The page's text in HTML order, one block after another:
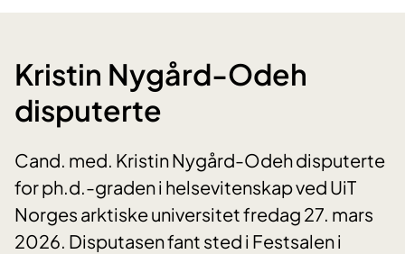
Kristin Nygård-Odeh
disputerte
Cand. med. Kristin Nygård-Odeh disputerte
for ph.d.-graden i helsevitenskap ved UiT
Norges arktiske universitet fredag 27. mars
2026. Disputasen fant sted i Festsalen i